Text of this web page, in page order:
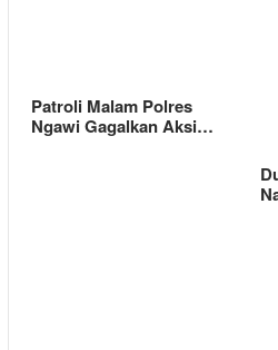
Patroli Malam Polres
Ngawi Gagalkan Aksi…